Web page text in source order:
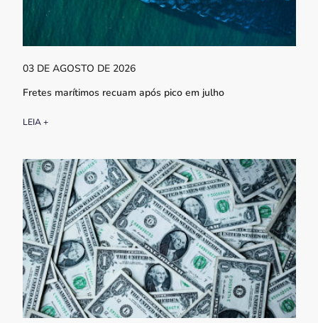
03 DE AGOSTO DE 2026
Fretes marítimos recuam após pico em julho
LEIA +